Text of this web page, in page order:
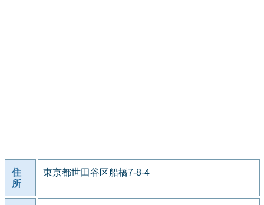
住
所
東京都世田谷区船橋7-8-4